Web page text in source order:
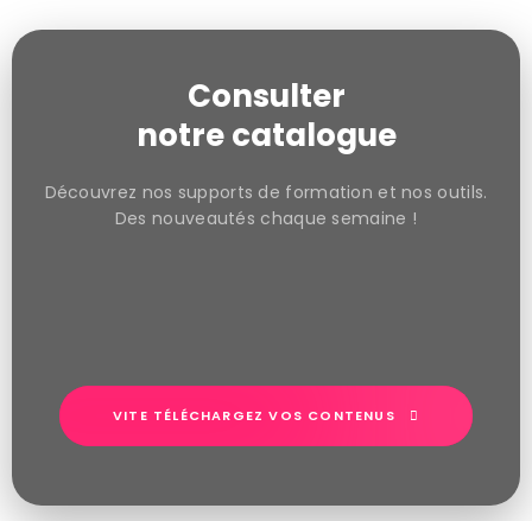
Consulter
notre catalogue
Découvrez nos supports de formation et nos outils.
Des nouveautés chaque semaine !
VITE TÉLÉCHARGEZ VOS CONTENUS